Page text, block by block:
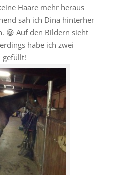
Haare mehr heraus
sah ich Dina hinterher
😀 Auf den Bildern sieht
habe ich zwei
gefüllt!